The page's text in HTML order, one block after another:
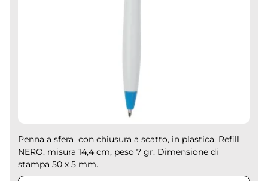
Penna a sfera con chiusura a scatto, in plastica, Refill
NERO. misura 14,4 cm, peso 7 gr. Dimensione di
stampa 50 x 5 mm.